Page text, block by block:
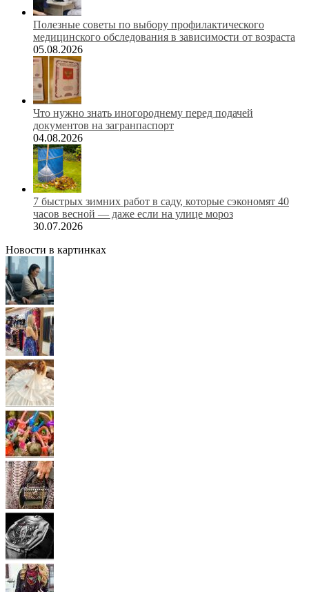
Полезные советы по выбору профилактического
медицинского обследования в зависимости от возраста
05.08.2026
Что нужно знать иногороднему перед подачей
документов на загранпаспорт
04.08.2026
7 быстрых зимних работ в саду, которые сэкономят 40
часов весной — даже если на улице мороз
30.07.2026
Новости в картинках